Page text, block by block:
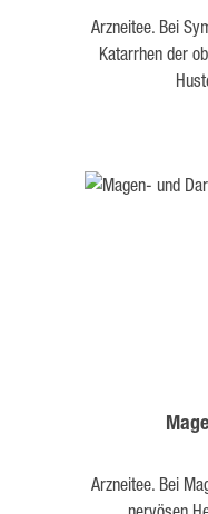
Arzneitee. Bei
Katarrhen der
Arzneitee. Bei